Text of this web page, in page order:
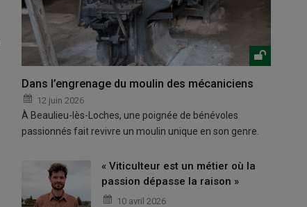
Dans l’engrenage du moulin des mécaniciens
12 juin 2026
À Beaulieu-lès-Loches, une poignée de bénévoles
passionnés fait revivre un moulin unique en son genre.
« Viticulteur est un métier où la
passion dépasse la raison »
10 avril 2026